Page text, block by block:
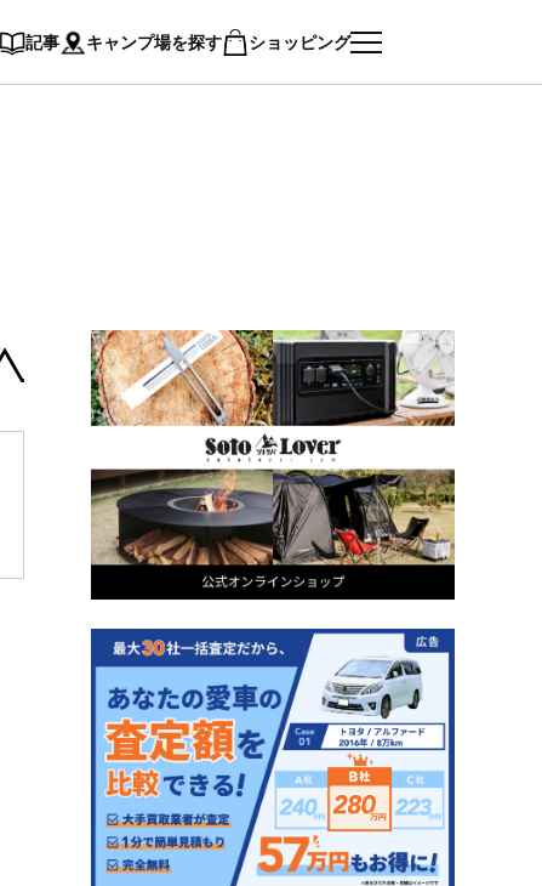
記事 キャンプ場を探す ショッピング